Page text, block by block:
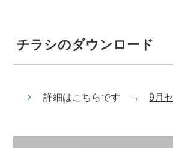
チラシのダウンロード
詳細はこちらです →9月